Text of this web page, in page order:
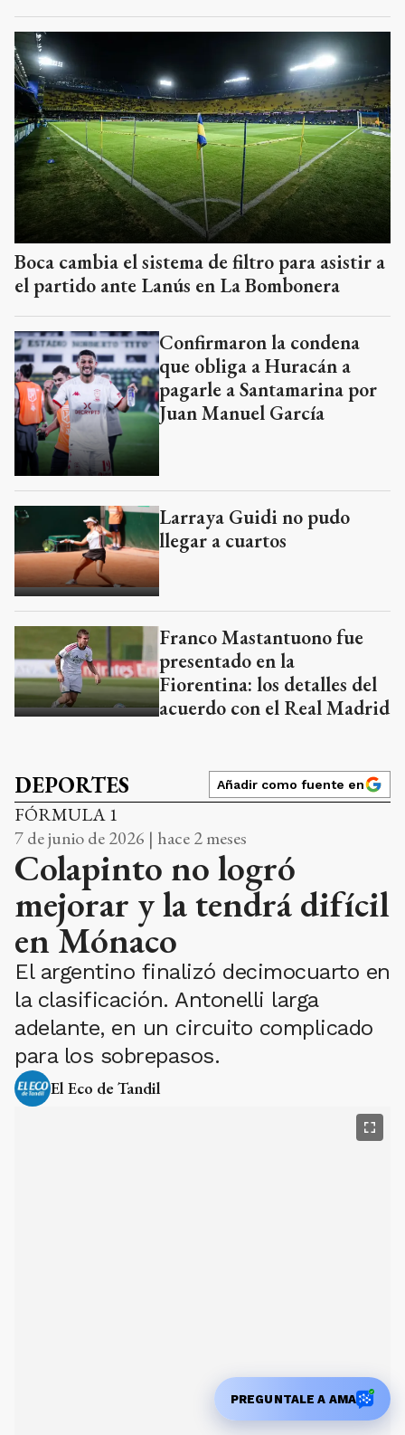
Boca cambia el sistema de filtro para asistir a
el partido ante Lanús en La Bombonera
Confirmaron la condena
que obliga a Huracán a
pagarle a Santamarina por
Juan Manuel García
Larraya Guidi no pudo
llegar a cuartos
Franco Mastantuono fue
presentado en la
Fiorentina: los detalles del
acuerdo con el Real Madrid
DEPORTES Añadir como fuente en
FÓRMULA 1
7 de junio de 2026 | hace 2 meses
Colapinto no logró
mejorar y la tendrá difícil
en Mónaco
El argentino finalizó decimocuarto en
la clasificación. Antonelli larga
adelante, en un circuito complicado
para los sobrepasos.
El Eco de Tandil
PREGUNTALE A AMA